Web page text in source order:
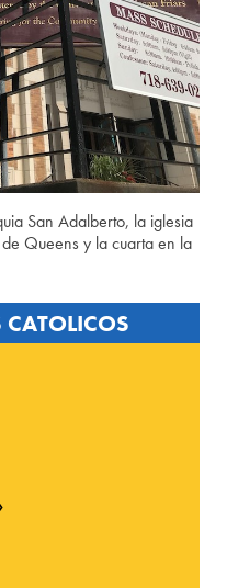
San Adalberto, la iglesia
Queens y la cuarta en la